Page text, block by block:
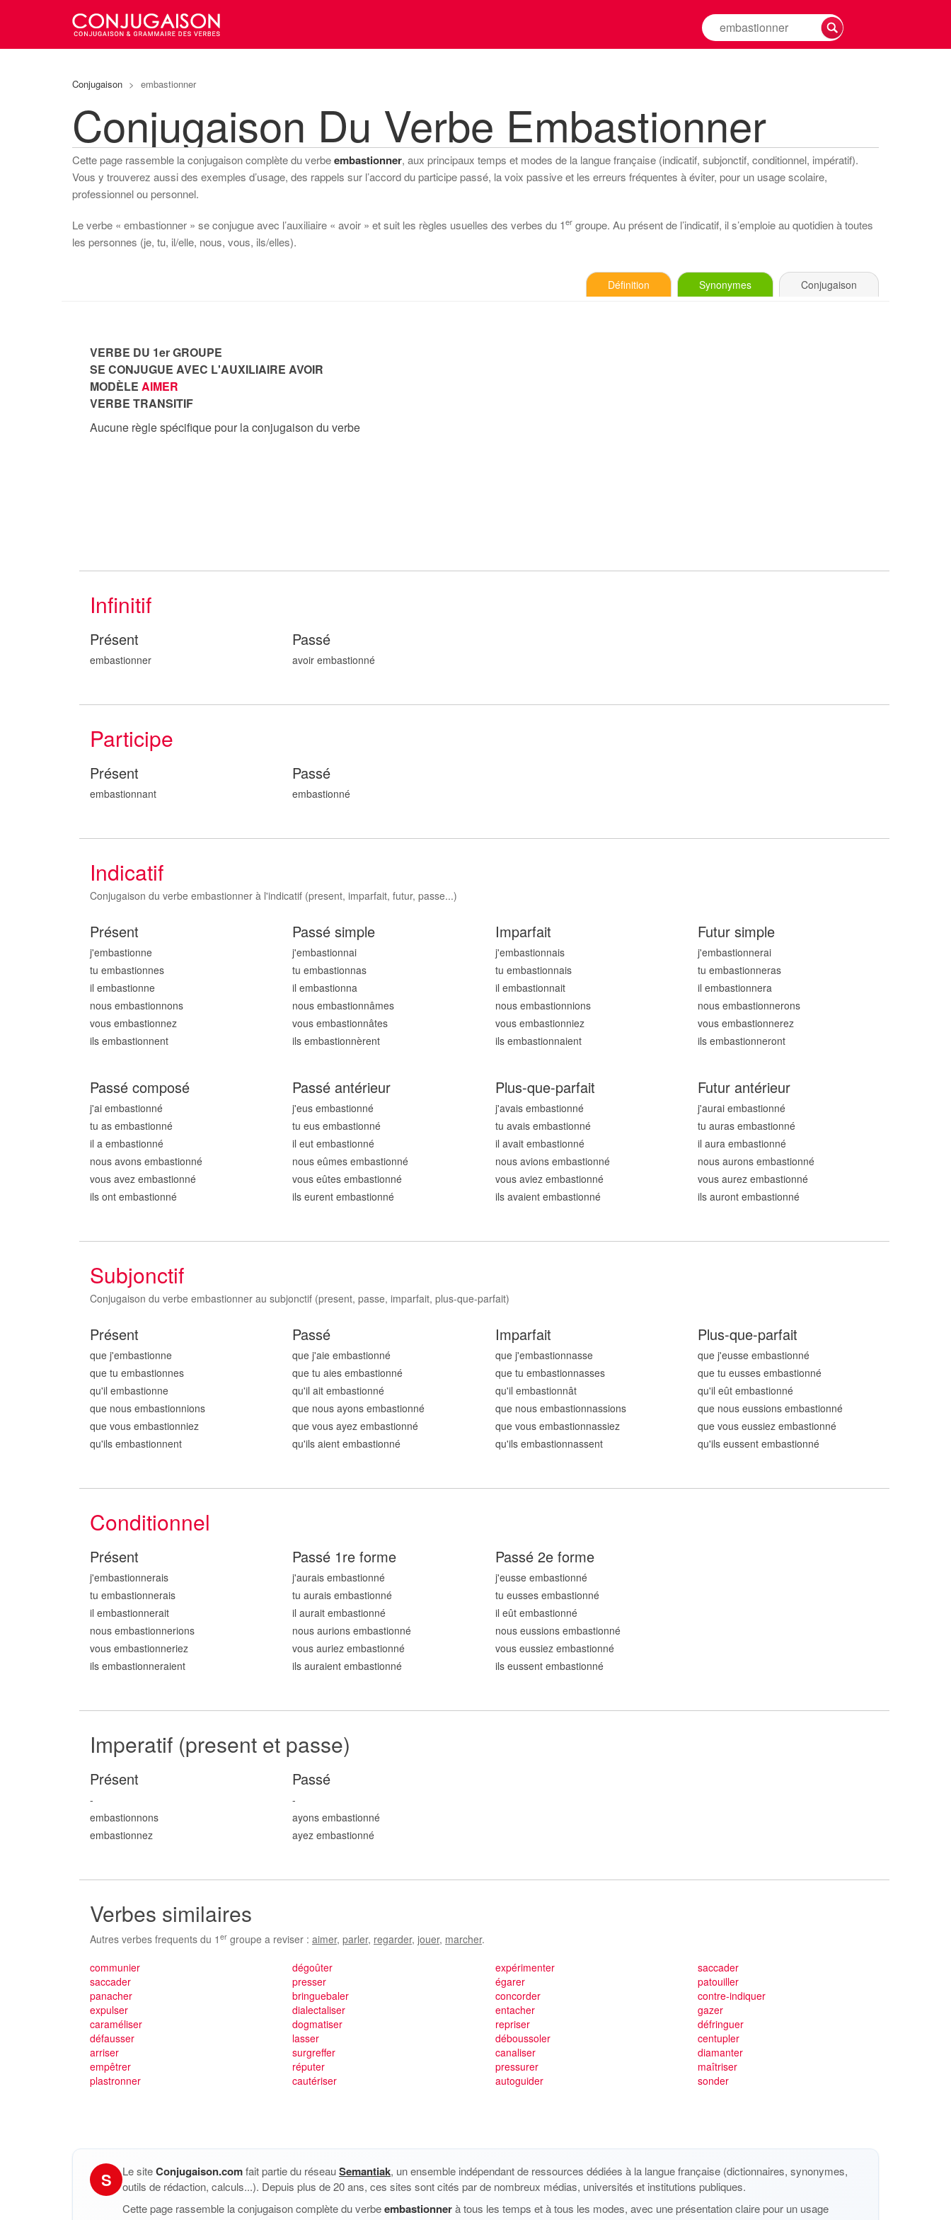
Rechercher
la
Conjugaison > embastionner
Conjugaison Du Verbe Embastionner
Cette page rassemble la conjugaison complète du verbeembastionner, aux principaux temps et modes de la langue française (indicatif, subjonctif, conditionnel, impératif).
Vous y trouverez aussi des exemples d’usage, des rappels sur l’accord du participe passé, la voix passive et les erreurs fréquentes à éviter, pour un usage scolaire,
professionnel ou personnel.
Le verbe « embastionner » se conjugue avec l’auxiliaire « avoir » et suit les règles usuelles des verbes du 1er groupe. Au présent de l’indicatif, il s’emploie au quotidien à toutes
les personnes (je, tu, il/elle, nous, vous, ils/elles).
Définition Synonymes Conjugaison
VERBE DU 1er GROUPE
SE CONJUGUE AVEC L'AUXILIAIRE AVOIR
MODÈLE AIMER
VERBE TRANSITIF
Aucune règle spécifique pour la conjugaison du verbe
Infinitif
Présent
embastionner
Passé
avoir embastionné
Participe
Présent
embastionnant
Passé
embastionné
Indicatif
Conjugaison du verbe embastionner à l'indicatif (present, imparfait, futur, passe...)
Présent
j'embastionne
tu embastionnes
il embastionne
nous embastionnons
vous embastionnez
ils embastionnent
Passé simple
j'embastionnai
tu embastionnas
il embastionna
nous embastionnâmes
vous embastionnâtes
ils embastionnèrent
Imparfait
j'embastionnais
tu embastionnais
il embastionnait
nous embastionnions
vous embastionniez
ils embastionnaient
Futur simple
j'embastionnerai
tu embastionneras
il embastionnera
nous embastionnerons
vous embastionnerez
ils embastionneront
Passé composé
j'ai embastionné
tu as embastionné
il a embastionné
nous avons embastionné
vous avez embastionné
ils ont embastionné
Passé antérieur
j'eus embastionné
tu eus embastionné
il eut embastionné
nous eûmes embastionné
vous eûtes embastionné
ils eurent embastionné
Plus-que-parfait
j'avais embastionné
tu avais embastionné
il avait embastionné
nous avions embastionné
vous aviez embastionné
ils avaient embastionné
Futur antérieur
j'aurai embastionné
tu auras embastionné
il aura embastionné
nous aurons embastionné
vous aurez embastionné
ils auront embastionné
Subjonctif
Conjugaison du verbe embastionner au subjonctif (present, passe, imparfait, plus-que-parfait)
Présent
que j'embastionne
que tu embastionnes
qu'il embastionne
que nous embastionnions
que vous embastionniez
qu'ils embastionnent
Passé
que j'aie embastionné
que tu aies embastionné
qu'il ait embastionné
que nous ayons embastionné
que vous ayez embastionné
qu'ils aient embastionné
Imparfait
que j'embastionnasse
que tu embastionnasses
qu'il embastionnât
que nous embastionnassions
que vous embastionnassiez
qu'ils embastionnassent
Plus-que-parfait
que j'eusse embastionné
que tu eusses embastionné
qu'il eût embastionné
que nous eussions embastionné
que vous eussiez embastionné
qu'ils eussent embastionné
Conditionnel
Présent
j'embastionnerais
tu embastionnerais
il embastionnerait
nous embastionnerions
vous embastionneriez
ils embastionneraient
Passé 1re forme
j'aurais embastionné
tu aurais embastionné
il aurait embastionné
nous aurions embastionné
vous auriez embastionné
ils auraient embastionné
Passé 2e forme
j'eusse embastionné
tu eusses embastionné
il eût embastionné
nous eussions embastionné
vous eussiez embastionné
ils eussent embastionné
Imperatif (present et passe)
Présent
-
embastionnons
embastionnez
Passé
-
ayons embastionné
ayez embastionné
Verbes similaires
Autres verbes frequents du 1 er groupe a reviser : aimer, parler, regarder, jouer, marcher.
communier
saccader
panacher
expulser
caraméliser
défausser
arriser
empêtrer
plastronner
dégoûter
presser
bringuebaler
dialectaliser
dogmatiser
lasser
surgreffer
réputer
cautériser
expérimenter
égarer
concorder
entacher
repriser
déboussoler
canaliser
pressurer
autoguider
saccader
patouiller
contre-indiquer
gazer
défringuer
centupler
diamanter
maîtriser
sonder
S Le siteConjugaison.comfait partie du réseauSemantiak, un ensemble indépendant de ressources dédiées à la langue française (dictionnaires, synonymes,
outils de rédaction, calculs...). Depuis plus de 20 ans, ces sites sont cités par de nombreux médias, universités et institutions publiques.
Cette page rassemble la conjugaison complète du verbeembastionnerà tous les temps et à tous les modes, avec une présentation claire pour un usage